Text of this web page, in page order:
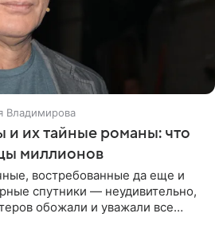
Владимирова
и их тайные романы: что
миллионов
востребованные да еще и
спутники — неудивительно,
обожали и уважали все